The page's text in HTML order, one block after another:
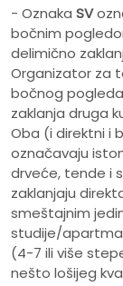
- Oznaka SV
bočnim
delimično
Organizator za
bočnog
zaklanja druga
Oba (i direktni i
označavaju
drveće, tende i
zaklanjaju
smeštajnim
studije/
(4-7 ili više
nešto lošijeg